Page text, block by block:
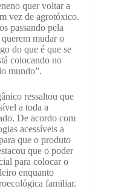
quer voltar a
vez de agrotóxico.
passando pela
mudar o
do que é que se
colocando no
mundo”.
ressaltou que
a toda a
De acordo com
acessíveis a
que o produto
que o poder
para colocar o
enquanto
familiar.